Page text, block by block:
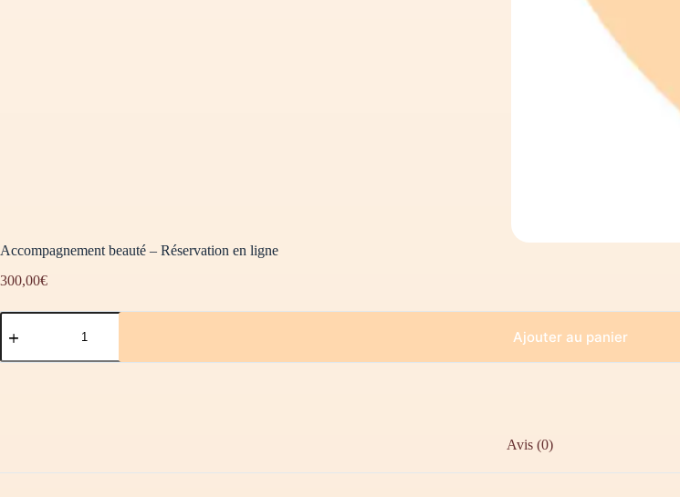
Accompagnement beauté – Réservation en ligne
300,00€
Ajouter au panier
Avis (0)